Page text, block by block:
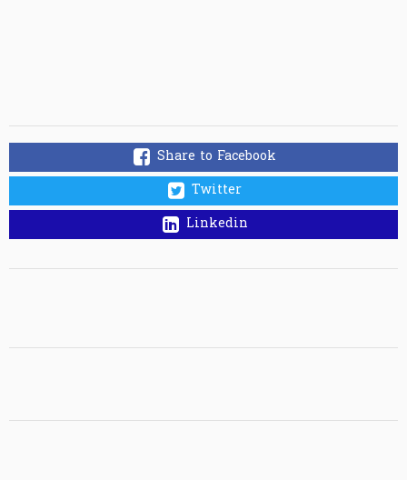
Share to Facebook
Twitter
Linkedin